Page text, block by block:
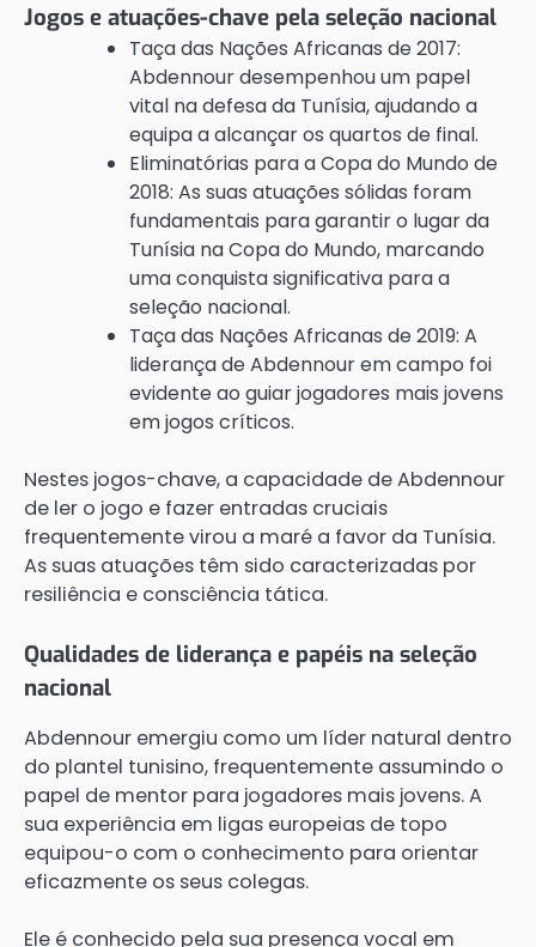
Jogos e atuações-chave pela seleção nacional
Taça das Nações Africanas de 2017:
Abdennour desempenhou um papel
vital na defesa da Tunísia, ajudando a
equipa a alcançar os quartos de final.
Eliminatórias para a Copa do Mundo de
2018: As suas atuações sólidas foram
fundamentais para garantir o lugar da
Tunísia na Copa do Mundo, marcando
uma conquista significativa para a
seleção nacional.
Taça das Nações Africanas de 2019: A
liderança de Abdennour em campo foi
evidente ao guiar jogadores mais jovens
em jogos críticos.
Nestes jogos-chave, a capacidade de Abdennour
de ler o jogo e fazer entradas cruciais
frequentemente virou a maré a favor da Tunísia.
As suas atuações têm sido caracterizadas por
resiliência e consciência tática.
Qualidades de liderança e papéis na seleção
nacional
Abdennour emergiu como um líder natural dentro
do plantel tunisino, frequentemente assumindo o
papel de mentor para jogadores mais jovens. A
sua experiência em ligas europeias de topo
equipou-o com o conhecimento para orientar
eficazmente os seus colegas.
Ele é conhecido pela sua presença vocal em